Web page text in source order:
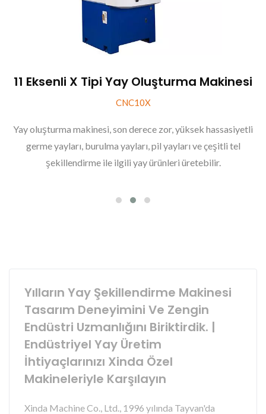
11 Eksenli X Tipi Yay Oluşturma Makinesi
CNC10X
Yay oluşturma makinesi, son derece zor, yüksek hassasiyetli
germe yayları, burulma yayları, pil yayları ve çeşitli tel
şekillendirme ile ilgili yay ürünleri üretebilir.
Yılların Yay Şekillendirme Makinesi
Tasarım Deneyimini Ve Zengin
Endüstri Uzmanlığını Biriktirdik. |
Endüstriyel Yay Üretim
İhtiyaçlarınızı Xinda Özel
Makineleriyle Karşılayın
Xinda Machine Co., Ltd., 1996 yılında Tayvan'da